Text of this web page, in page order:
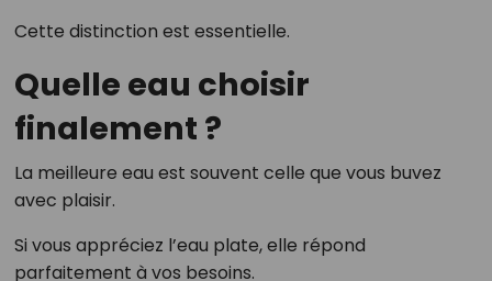
Cette distinction est essentielle.
Quelle eau choisir
finalement ?
La meilleure eau est souvent celle que vous buvez
avec plaisir.
Si vous appréciez l’eau plate, elle répond
parfaitement à vos besoins.